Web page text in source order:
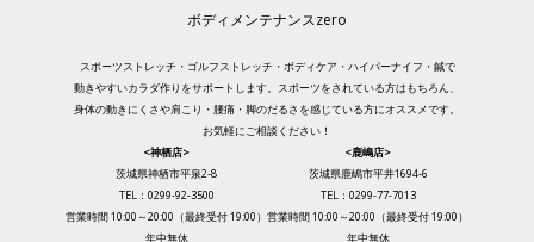
ボディメンテナンスzero
スポーツストレッチ・ゴルフストレッチ・ボディケア・ハイパーナイフ・鍼で
動きやすいカラダ作りをサポートします。スポーツをされている方はもちろん、
身体の動きにくさや肩こり・腰痛・脚のだるさを感じている方にオススメです。
お気軽にご相談ください！
<神栖店>
<鹿嶋店>
茨城県神栖市平泉2-8
茨城県鹿嶋市平井1694-6
TEL：0299-92-3500
TEL：0299-77-7013
営業時間 10:00～20:00（最終受付 19:00） 営業時間 10:00～20:00（最終受付 19:00）
年中無休
年中無休